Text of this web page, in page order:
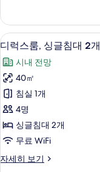
1
개
사
진
모
두
보
기
킹
사
이
즈
침
대
개
자
세
히
보
디
럭
스
룸,
싱
글
침
대
2
12
디럭스룸, 싱글침대 2개
시내 전망
40㎡
침실 1개
4명
싱글침대 2개
무료 WiFi
자세히 보기
디